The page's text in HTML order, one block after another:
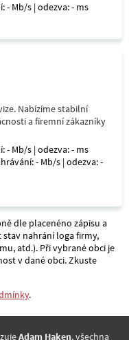
- Mb/s | odezva: - ms
Nabízíme stabilní
a firemní zákazníky
- Mb/s | odezva: - ms
- Mb/s | odezva: -
dle placenéno zápisu a
nahrání loga firmy,
atd.). Při vybrané obci je
v dané obci. Zkuste
.
Adam Haken, všechna